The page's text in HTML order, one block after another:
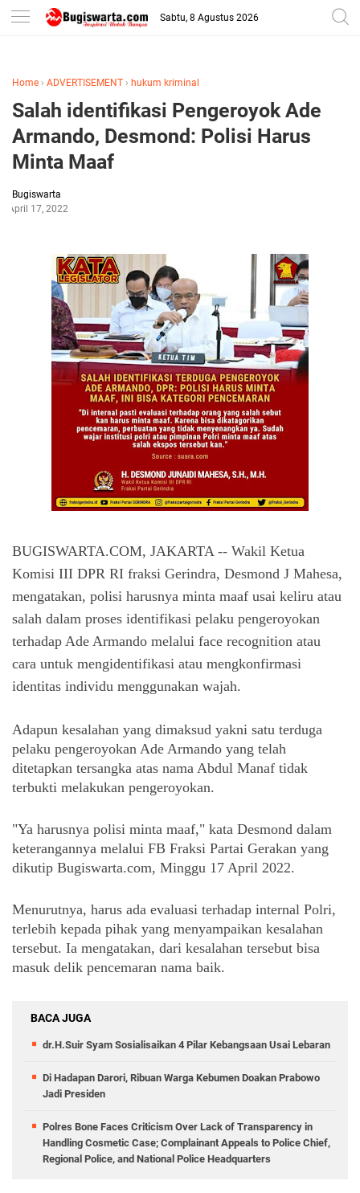
-->
Sabtu, 8 Agustus 2026
Home › ADVERTISEMENT › hukum kriminal
Salah identifikasi Pengeroyok Ade
Armando, Desmond: Polisi Harus
Minta Maaf
Bugiswarta
April 17, 2022
BUGISWARTA.COM, JAKARTA -- Wakil Ketua
Komisi III DPR RI fraksi Gerindra, Desmond J Mahesa,
mengatakan, polisi harusnya minta maaf usai keliru atau
salah dalam proses identifikasi pelaku pengeroyokan
terhadap Ade Armando melalui face recognition atau
cara untuk mengidentifikasi atau mengkonfirmasi
identitas individu menggunakan wajah.
Adapun kesalahan yang dimaksud yakni satu terduga
pelaku pengeroyokan Ade Armando yang telah
ditetapkan tersangka atas nama Abdul Manaf tidak
terbukti melakukan pengeroyokan.
"Ya harusnya polisi minta maaf," kata Desmond dalam
keterangannya melalui FB Fraksi Partai Gerakan yang
dikutip Bugiswarta.com, Minggu 17 April 2022.
Menurutnya, harus ada evaluasi terhadap internal Polri,
terlebih kepada pihak yang menyampaikan kesalahan
tersebut. Ia mengatakan, dari kesalahan tersebut bisa
masuk delik pencemaran nama baik.
BACA JUGA
dr.H.Suir Syam Sosialisaikan 4 Pilar Kebangsaan Usai Lebaran
Di Hadapan Darori, Ribuan Warga Kebumen Doakan Prabowo
Jadi Presiden
Polres Bone Faces Criticism Over Lack of Transparency in
Handling Cosmetic Case; Complainant Appeals to Police Chief,
Regional Police, and National Police Headquarters